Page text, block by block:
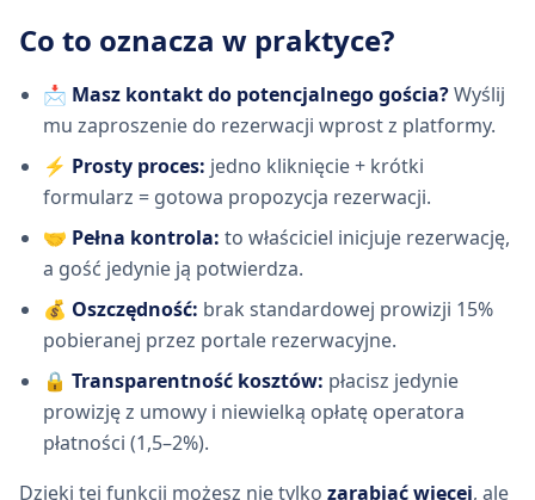
Co to oznacza w praktyce?
📩 Masz kontakt do potencjalnego gościa?Wyślij
mu zaproszenie do rezerwacji wprost z platformy.
⚡ Prosty proces: jedno kliknięcie + krótki
formularz = gotowa propozycja rezerwacji.
🤝 Pełna kontrola: to właściciel inicjuje rezerwację,
a gość jedynie ją potwierdza.
💰 Oszczędność: brak standardowej prowizji 15%
pobieranej przez portale rezerwacyjne.
🔒 Transparentność kosztów: płacisz jedynie
prowizję z umowy i niewielką opłatę operatora
płatności (1,5–2%).
Dzięki tej funkcji możesz nie tylko zarabiać więcej, ale